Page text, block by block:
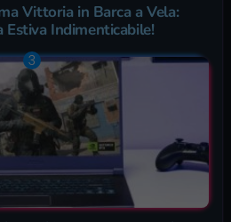
Vittoria in Barca a Vela:
Estiva Indimenticabile!